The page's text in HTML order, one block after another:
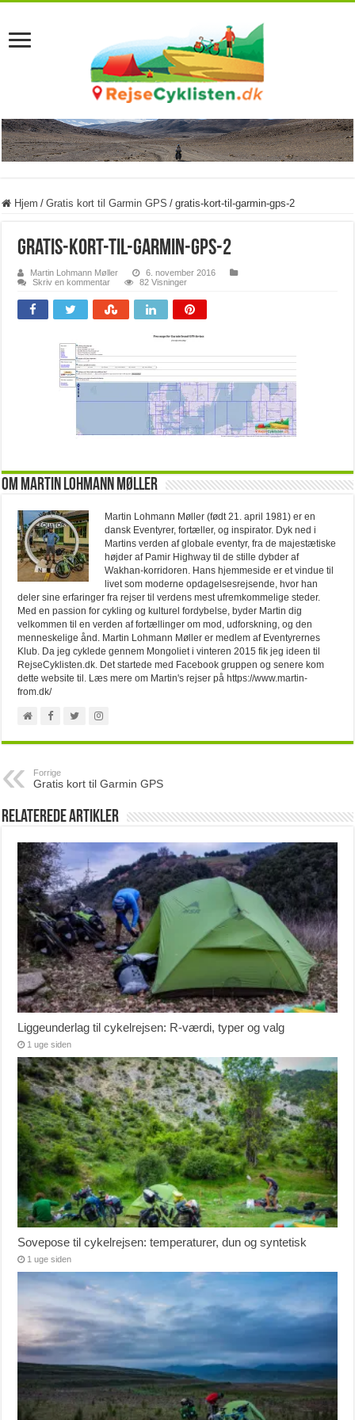
Hjem / Gratis kort til Garmin GPS / gratis-kort-til-garmin-gps-2
gratis-kort-til-garmin-gps-2
Martin Lohmann Møller
6. november 2016
Skriv en kommentar
82 Visninger
Om Martin Lohmann Møller
Martin Lohmann Møller (født 21. april 1981) er en
dansk Eventyrer, fortæller, og inspirator. Dyk ned i
Martins verden af globale eventyr, fra de majestætiske
højder af Pamir Highway til de stille dybder af
Wakhan-korridoren. Hans hjemmeside er et vindue til
livet som moderne opdagelsesrejsende, hvor han
deler sine erfaringer fra rejser til verdens mest ufremkommelige steder.
Med en passion for cykling og kulturel fordybelse, byder Martin dig
velkommen til en verden af fortællinger om mod, udforskning, og den
menneskelige ånd. Martin Lohmann Møller er medlem af Eventyrernes
Klub. Da jeg cyklede gennem Mongoliet i vinteren 2015 fik jeg ideen til
RejseCyklisten.dk. Det startede med Facebook gruppen og senere kom
dette website til. Læs mere om Martin's rejser på https://www.martin-
from.dk/
Forrige
Gratis kort til Garmin GPS
Relaterede artikler
Liggeunderlag til cykelrejsen: R-værdi, typer og valg
1 uge siden
Sovepose til cykelrejsen: temperaturer, dun og syntetisk
1 uge siden